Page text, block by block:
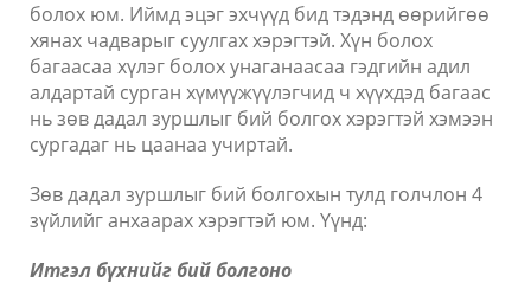
болох юм. Иймд эцэг эхчүүд бид тэдэнд өөрийгөө
хянах чадварыг суулгах хэрэгтэй. Хүн болох
багаасаа хүлэг болох унаганаасаа гэдгийн адил
алдартай сурган хүмүүжүүлэгчид ч хүүхдэд багаас
нь зөв дадал зуршлыг бий болгох хэрэгтэй хэмээн
сургадаг нь цаанаа учиртай.
Зөв дадал зуршлыг бий болгохын тулд голчлон 4
зүйлийг анхаарах хэрэгтэй юм. Үүнд:
Итгэл бүхнийг бий болгоно